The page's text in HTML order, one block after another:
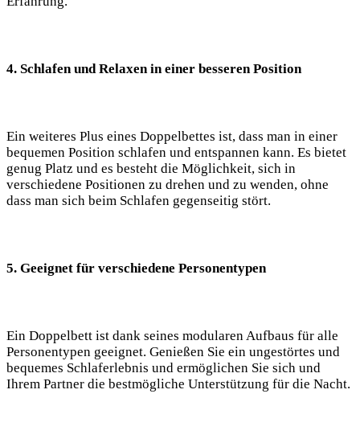
4. Schlafen und Relaxen in einer besseren Position
Ein weiteres Plus eines Doppelbettes ist, dass man in einer
bequemen Position schlafen und entspannen kann. Es bietet
genug Platz und es besteht die Möglichkeit, sich in
verschiedene Positionen zu drehen und zu wenden, ohne
dass man sich beim Schlafen gegenseitig stört.
5. Geeignet für verschiedene Personentypen
Ein Doppelbett ist dank seines modularen Aufbaus für alle
Personentypen geeignet. Genießen Sie ein ungestörtes und
bequemes Schlaferlebnis und ermöglichen Sie sich und
Ihrem Partner die bestmögliche Unterstützung für die Nacht.